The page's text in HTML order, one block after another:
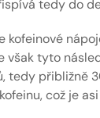
tedy do
kofeinové
však tyto
tedy přibližně
což je